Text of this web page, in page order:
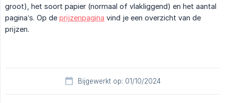
groot), het soort papier (normaal of vlakliggend) en het aantal
pagina’s. Op de prijzenpagina vind je een overzicht van de
prijzen.
Bijgewerkt op: 01/10/2024